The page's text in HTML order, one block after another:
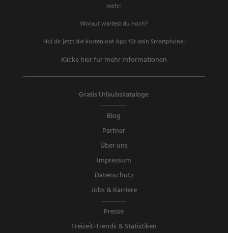
mehr!
Worauf wartest du noch?
Hol dir jetzt die kostenlose App für dein Smartphone!
Klicke hier für mehr Informationen
Gratis Urlaubskataloge
Blog
Partner
Über uns
Impressum
Datenschutz
Jobs & Karriere
Presse
Freizeit-Trends & Statistiken